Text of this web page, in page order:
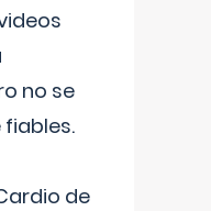
no se
de